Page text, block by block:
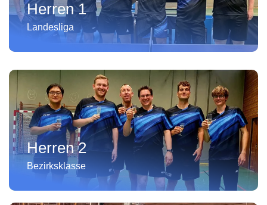
Herren 1
Landesliga
Herren 2
Bezirksklasse